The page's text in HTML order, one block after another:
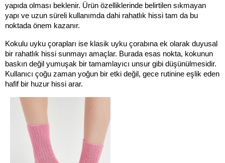
yapıda olması beklenir. Ürün özelliklerinde belirtilen sıkmayan
yapı ve uzun süreli kullanımda dahi rahatlık hissi tam da bu
noktada önem kazanır.
Kokulu uyku çorapları ise klasik uyku çorabına ek olarak duyusal
bir rahatlık hissi sunmayı amaçlar. Burada esas nokta, kokunun
baskın değil yumuşak bir tamamlayıcı unsur gibi düşünülmesidir.
Kullanıcı çoğu zaman yoğun bir etki değil, gece rutinine eşlik eden
hafif bir huzur hissi arar.